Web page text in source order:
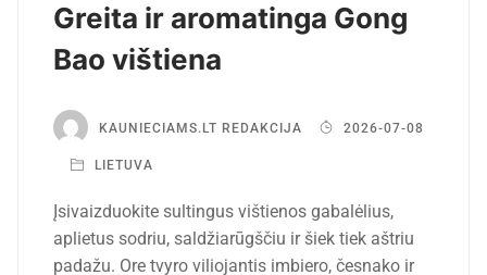
Greita ir aromatinga Gong
Bao vištiena
KAUNIECIAMS.LT REDAKCIJA 2026-07-08
LIETUVA
Įsivaizduokite sultingus vištienos gabalėlius,
aplietus sodriu, saldžiarūgščiu ir šiek tiek aštriu
padažu. Ore tvyro viliojantis imbiero, česnako ir